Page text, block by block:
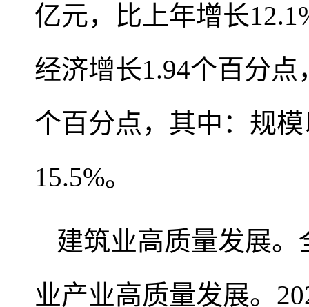
亿元，比上年增长
经济增长1.94个百分点
个百分点，其中：规
15.5%。
建筑业高质量发展
业产业高质量发展。